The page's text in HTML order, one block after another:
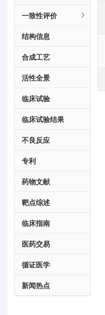
一致性评价
结构信息
合成工艺
活性全景
临床试验
临床试验结果
不良反应
专利
药物文献
靶点综述
临床指南
医药交易
循证医学
新闻热点